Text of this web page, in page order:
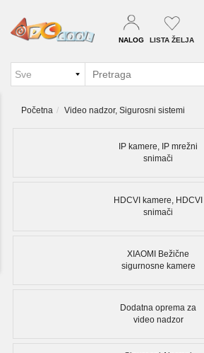
NALOG LISTA ŽELJA
Početna Video nadzor, Sigurosni sistemi
IP kamere, IP mrežni
snimači
HDCVI kamere, HDCVI
snimači
XIAOMI Bežične
sigurnosne kamere
Dodatna oprema za
video nadzor